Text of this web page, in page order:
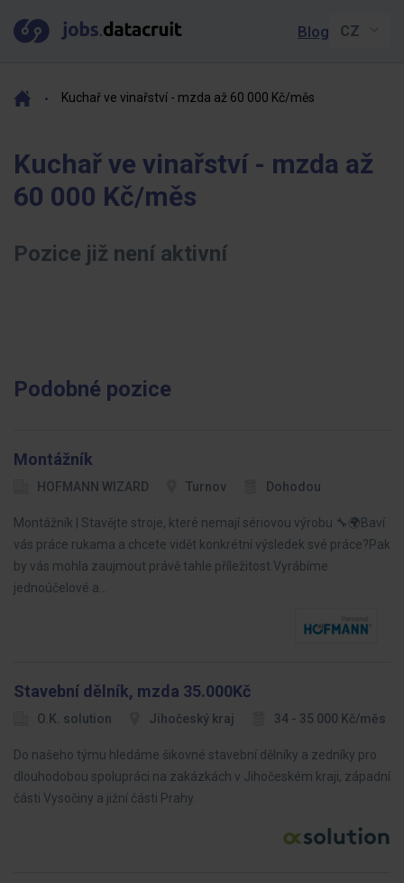
Blog
Kuchař ve vinařství - mzda až 60 000 Kč/měs
Kuchař ve vinařství - mzda až
60 000 Kč/měs
Pozice již není aktivní
Podobné pozice
Montážník
HOFMANN WIZARD Turnov Dohodou
Montážník | Stavějte stroje, které nemají sériovou výrobu 🔧🌍Baví
vás práce rukama a chcete vidět konkrétní výsledek své práce?Pak
by vás mohla zaujmout právě tahle příležitost.Vyrábíme
jednoúčelové a…
Stavební dělník, mzda 35.000Kč
O.K. solution Jihočeský kraj 34 - 35 000 Kč/měs
Do našeho týmu hledáme šikovné stavební dělníky a zedníky pro
dlouhodobou spolupráci na zakázkách v Jihočeském kraji, západní
části Vysočiny a jižní části Prahy.